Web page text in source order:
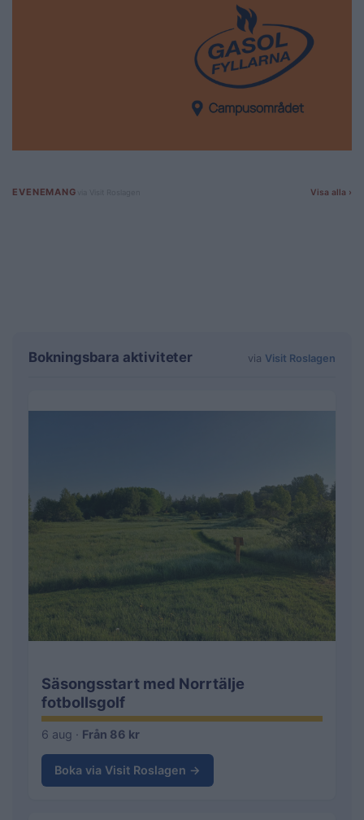
Bokningsbara aktiviteter via Visit Roslagen
Säsongsstart med Norrtälje
fotbollsgolf
6 aug · Från 86 kr
Boka via Visit Roslagen →